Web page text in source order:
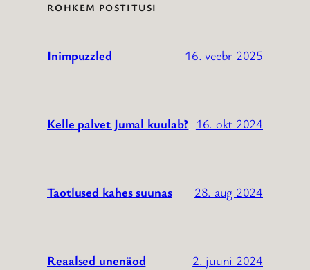
ROHKEM POSTITUSI
Inimpuzzled 16. veebr 2025
Kelle palvet Jumal kuulab? 16. okt 2024
Taotlused kahes suunas 28. aug 2024
Reaalsed unenäod 2. juuni 2024